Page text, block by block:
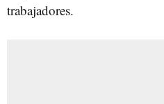
trabajadores.